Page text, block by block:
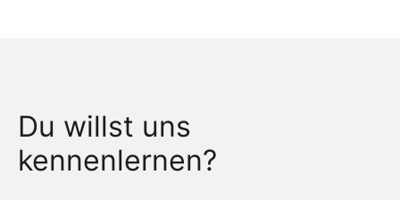
Du willst uns
kennenlernen?